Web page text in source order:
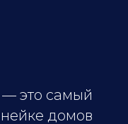
— это самый
домов